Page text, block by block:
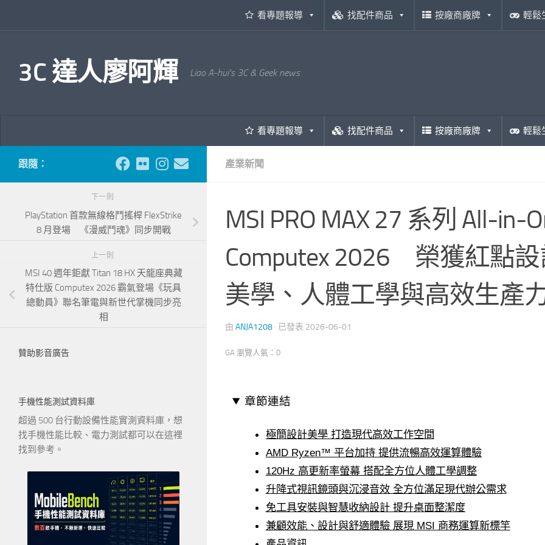
看專題報導 找配件商品 按廠商廠牌 輕鬆
3C 達人廖阿輝 Liao A-hui's 3C & Geek news
看專題報導 找配件商品 按廠商廠牌 輕鬆
產業新聞
MSI PRO MAX 27 系列 All-
Computex 2026 榮獲紅點
美學、人體工學與高效生產
由 ANJA1208 · 已發表 2026-06-01
GA 瀏覽人氣：0
章節連結
極簡設計美學 打造現代高效工作空間
AMD Ryzen™ 平台加持 提供流暢高效運算體驗
120Hz 高更新率螢幕 搭配全方位人體工學調整
升降式視訊鏡頭與沉浸音效 全方位滿足現代辦公需求
免工具安裝與智慧收納設計 提升桌面整潔度
兼顧效能、設計與舒適體驗 展現 MSI 商務運算新標竿
跟隨：
下一則
PlayStation 首款無線格鬥搖桿 FlexStrike
8 月登場 《漫威鬥魂》同步開戰
上一則
MSI 40 週年鉅獻 Titan 18 HX 天龍座典藏
特仕版 Computex 2026 霸氣登場《玩具
總動員》聯名筆電與新世代掌機同步亮
相
贊助影音廣告
手機性能測試資料庫
超過 500 台行動設備性能實測資料庫，想
找手機性能比較、電力測試都可以在這裡
找到參考。